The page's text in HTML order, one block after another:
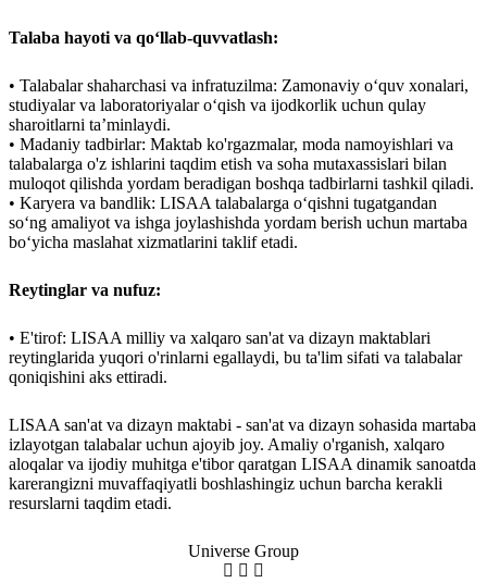
Talaba hayoti va qo‘llab-quvvatlash:
• Talabalar shaharchasi va infratuzilma: Zamonaviy o‘quv xonalari,
studiyalar va laboratoriyalar o‘qish va ijodkorlik uchun qulay
sharoitlarni ta’minlaydi.
• Madaniy tadbirlar: Maktab ko'rgazmalar, moda namoyishlari va
talabalarga o'z ishlarini taqdim etish va soha mutaxassislari bilan
muloqot qilishda yordam beradigan boshqa tadbirlarni tashkil qiladi.
• Karyera va bandlik: LISAA talabalarga o‘qishni tugatgandan
so‘ng amaliyot va ishga joylashishda yordam berish uchun martaba
bo‘yicha maslahat xizmatlarini taklif etadi.
Reytinglar va nufuz:
• E'tirof: LISAA milliy va xalqaro san'at va dizayn maktablari
reytinglarida yuqori o'rinlarni egallaydi, bu ta'lim sifati va talabalar
qoniqishini aks ettiradi.
LISAA san'at va dizayn maktabi - san'at va dizayn sohasida martaba
izlayotgan talabalar uchun ajoyib joy. Amaliy o'rganish, xalqaro
aloqalar va ijodiy muhitga e'tibor qaratgan LISAA dinamik sanoatda
karerangizni muvaffaqiyatli boshlashingiz uchun barcha kerakli
resurslarni taqdim etadi.
Universe Group